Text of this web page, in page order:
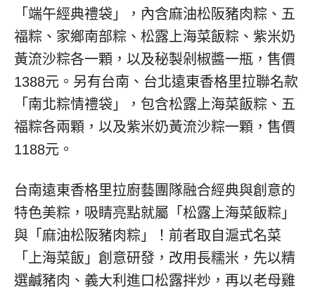
「端午經典禮袋」，內含麻油松阪豬肉粽、五
福粽、家鄉南部粽、松露上海菜飯粽、紫米奶
黃流沙粽各一顆，以及秘製剁椒醬一瓶，售價
1388元。另有台南、台北遠東香格里拉聯名款
「南北粽情禮袋」，包含松露上海菜飯粽、五
福粽各兩顆，以及紫米奶黃流沙粽一顆，售價
1188元。
台南遠東香格里拉廚藝團隊融合經典與創意的
特色美粽，吸睛亮點就屬「松露上海菜飯粽」
與「麻油松阪豬肉粽」！前者取自滬式名菜
「上海菜飯」創意研發，改用長糯米，先以精
選鹹豬肉、義大利進口松露拌炒，再以老母雞